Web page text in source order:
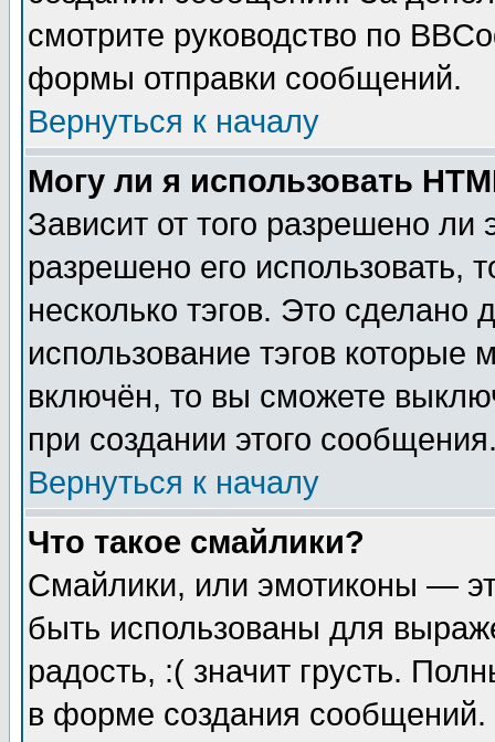
смотрите руководство по
формы отправки сообщений.
Вернуться к началу
Могу ли я использовать
Зависит от того разрешено
разрешено его использовать,
несколько тэгов. Это сделано
использование тэгов
включён, то вы сможете
при создании этого
Вернуться к началу
Что такое смайлики?
Смайлики, или эмотиконы —
быть использованы для
радость, :( значит грусть.
в форме создания сообщений.